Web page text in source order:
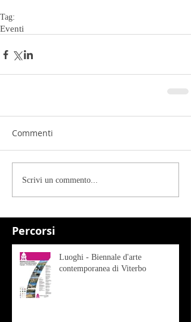
Percorsi
Tag:
Eventi
Commenti
Scrivi un commento...
Luoghi - Biennale d'arte
contemporanea di Viterbo